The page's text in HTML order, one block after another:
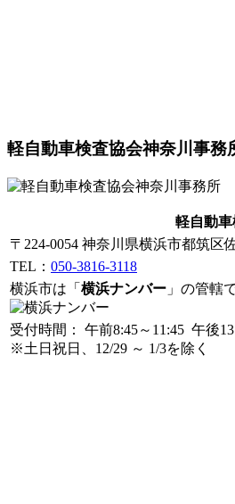
軽自動車検査協会神奈川事務
軽自動
〒224-0054 神奈川県横浜市都筑区
TEL： 050-3816-3118
横浜市は「 横浜ナンバー 」の管轄
受付時間： 午前8:45～11:45 午後
※土日祝日、12/29 ～ 1/3を除く